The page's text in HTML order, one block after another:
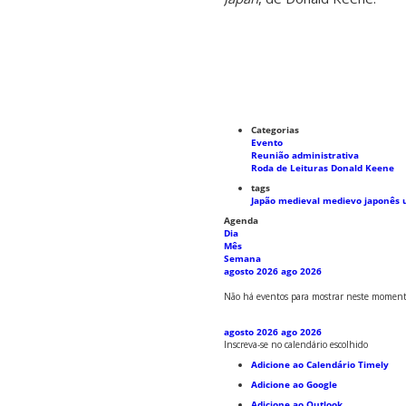
Categorias
Evento
Reunião administrativa
Roda de Leituras Donald Keene
tags
Japão medieval medievo japonês
Agenda
Dia
Mês
Semana
agosto 2026 ago 2026
Não há eventos para mostrar neste
agosto 2026 ago 2026
Inscreva-se no calendário escolhido
Adicione ao Calendário Timely
Adicione ao Google